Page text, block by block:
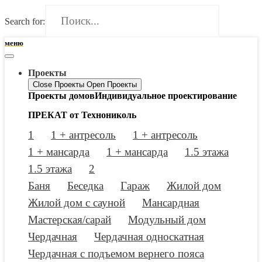
Search for:
меню
Проекты
Close Проекты Open Проекты
Проекты домовИндивидуальное проектирование
ПРЕКАТ от Технониколь
1 1 + антресоль
1 + антресоль
1 + мансарда
1 + мансарда
1.5 этажа
1.5 этажа
2
Баня
Беседка Гараж
Жилой дом
Жилой дом с сауной
Мансардная
Мастерская/сарай
Модульный дом
Чердачная
Чердачная односкатная
Чердачная с подъемом вернего пояса